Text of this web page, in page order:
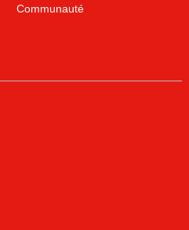
Communauté